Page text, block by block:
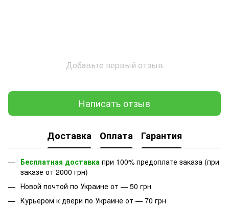
Добавьте первый отзыв
Написать отзыв
Доставка Оплата Гарантия
Бесплатная доставка при 100% предоплате заказа (при
заказе от 2000 грн)
Новой почтой по Украине от — 50 грн
Курьером к двери по Украине от — 70 грн